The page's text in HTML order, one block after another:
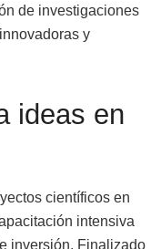
de investigaciones
y
ideas en
científicos en
intensiva
inversión. Finalizado